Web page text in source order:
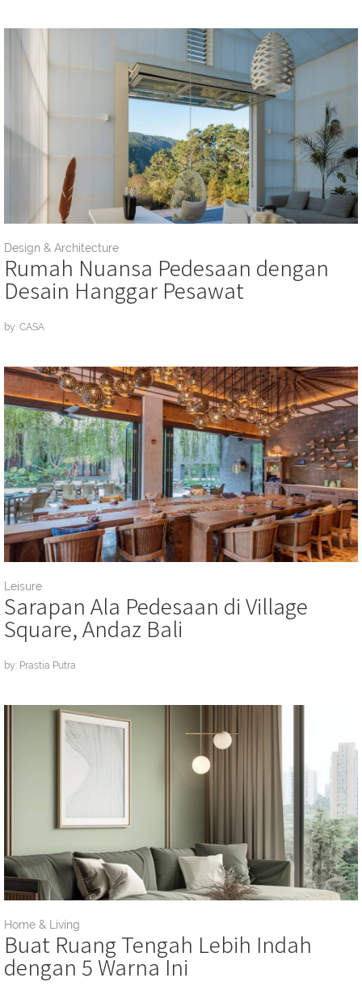
Design & Architecture
Rumah Nuansa Pedesaan dengan
Desain Hanggar Pesawat
by: CASA
Leisure
Sarapan Ala Pedesaan di Village
Square, Andaz Bali
by: Prastia Putra
Home & Living
Buat Ruang Tengah Lebih Indah
dengan 5 Warna Ini